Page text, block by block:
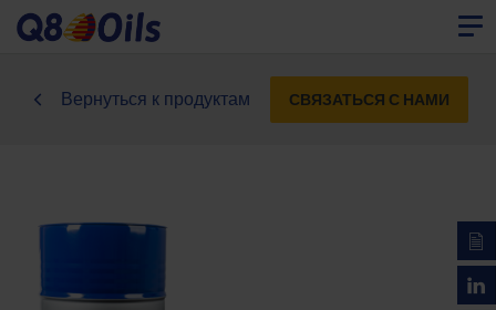
Вернуться к продуктам СВЯЗАТЬСЯ С НАМИ